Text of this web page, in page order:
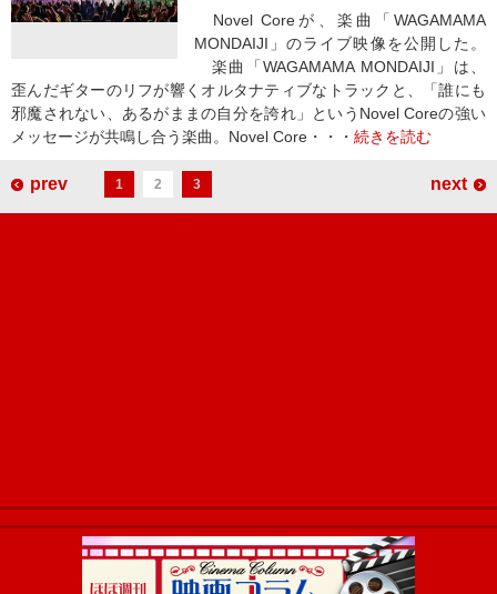
Novel Coreが、楽曲「WAGAMAMA
MONDAIJI」のライブ映像を公開した。
楽曲「WAGAMAMA MONDAIJI」は、
歪んだギターのリフが響くオルタナティブなトラックと、「誰にも
邪魔されない、あるがままの自分を誇れ」というNovel Coreの強い
メッセージが共鳴し合う楽曲。Novel Core・・・ 続きを読む
prev 1 2 3 next